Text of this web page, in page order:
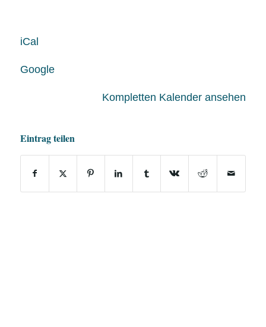
iCal
Google
Kompletten Kalender ansehen
Eintrag teilen